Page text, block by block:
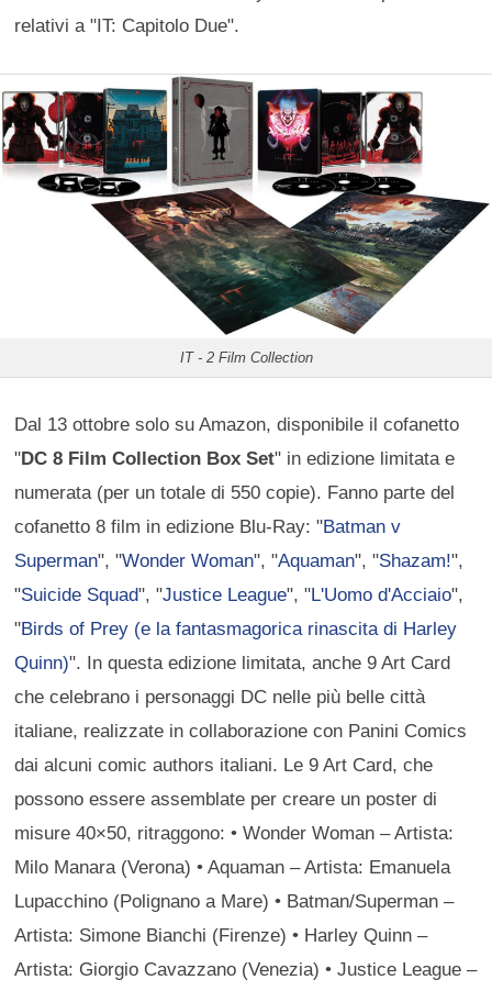
relativi a "IT: Capitolo Due".
IT - 2 Film Collection
Dal 13 ottobre solo su Amazon, disponibile il cofanetto
"DC 8 Film Collection Box Set" in edizione limitata e
numerata (per un totale di 550 copie). Fanno parte del
cofanetto 8 film in edizione Blu-Ray: "Batman v
Superman", "Wonder Woman", "Aquaman", "Shazam!",
"Suicide Squad", "Justice League", "L'Uomo d'Acciaio",
"Birds of Prey (e la fantasmagorica rinascita di Harley
Quinn)". In questa edizione limitata, anche 9 Art Card
che celebrano i personaggi DC nelle più belle città
italiane, realizzate in collaborazione con Panini Comics
dai alcuni comic authors italiani. Le 9 Art Card, che
possono essere assemblate per creare un poster di
misure 40×50, ritraggono: • Wonder Woman – Artista:
Milo Manara (Verona) • Aquaman – Artista: Emanuela
Lupacchino (Polignano a Mare) • Batman/Superman –
Artista: Simone Bianchi (Firenze) • Harley Quinn –
Artista: Giorgio Cavazzano (Venezia) • Justice League –